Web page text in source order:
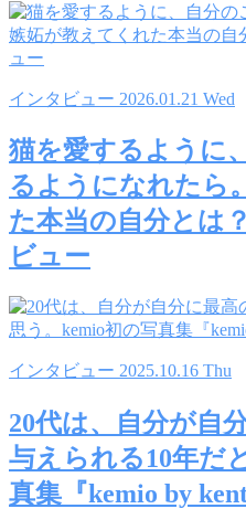
インタビュー 2026.01.21 Wed
猫を愛するように
るようになれたら
た本当の自分とは
ビュー
インタビュー 2025.10.16 Thu
20代は、自分が自
与えられる10年だ
真集『kemio by